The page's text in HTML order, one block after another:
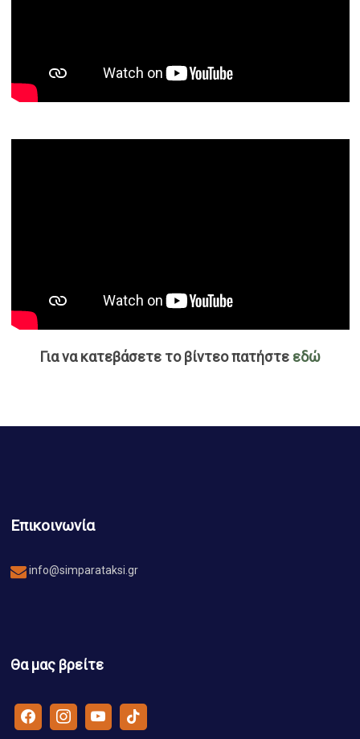
Για να κατεβάσετε το βίντεο πατήστε εδώ
Επικοινωνία
info@simparataksi.gr
Θα μας βρείτε